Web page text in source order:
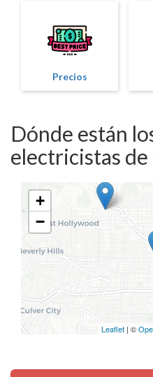
Precios
Dónde están
electricistas de
+
−
Leaflet | ©